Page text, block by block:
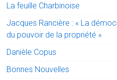
La feuille Charbinoise
Jacques Rancière : « La
du pouvoir de la propriété »
Danièle Copus
Bonnes Nouvelles